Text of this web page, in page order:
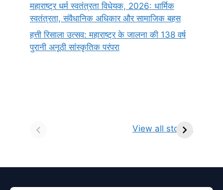
महाराष्ट्र धर्म स्वतंत्रता विधेयक, 2026: धार्मिक
स्वतंत्रता, संवैधानिक अधिकार और सामाजिक बहस
हत्ती रिसाला उत्सव: महाराष्ट्र के जालना की 138 वर्ष
पुरानी अनूठी सांस्कृतिक परंपरा
View all stories
किसे कहते है?
ज्योतिर्लिंग | नाम,